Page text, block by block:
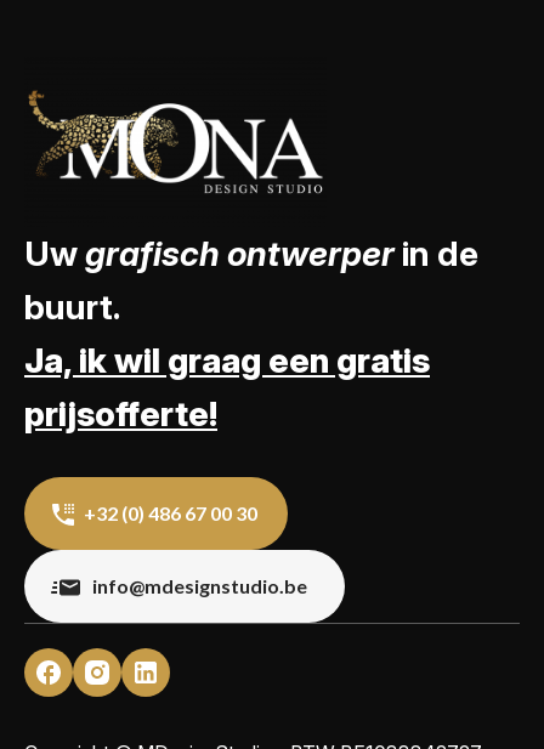
Uwgrafisch ontwerperin de
buurt.
Ja, ik wil graag een gratis
prijsofferte!
+32 (0) 486 67 00 30
info@mdesignstudio.be